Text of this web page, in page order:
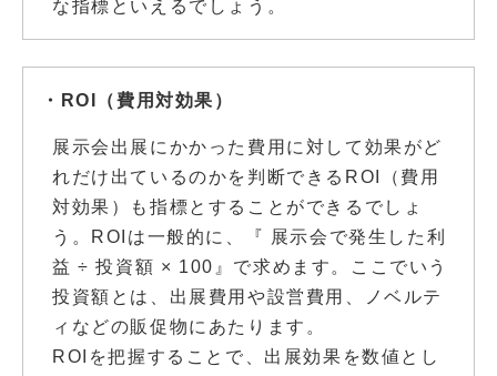
な指標といえるでしょう。
・ROI（費用対効果）
展示会出展にかかった費用に対して効果がど
れだけ出ているのかを判断できるROI（費用
対効果）も指標とすることができるでしょ
う。ROIは一般的に、『 展示会で発生した利
益 ÷ 投資額 × 100』で求めます。ここでいう
投資額とは、出展費用や設営費用、ノベルテ
ィなどの販促物にあたります。
ROIを把握することで、出展効果を数値とし